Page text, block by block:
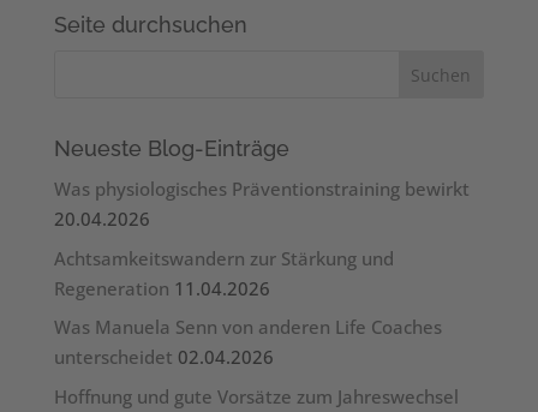
Seite durchsuchen
Neueste Blog-Einträge
Was physiologisches Präventionstraining bewirkt
20.04.2026
Achtsamkeitswandern zur Stärkung und
Regeneration 11.04.2026
Was Manuela Senn von anderen Life Coaches
unterscheidet 02.04.2026
Hoffnung und gute Vorsätze zum Jahreswechsel